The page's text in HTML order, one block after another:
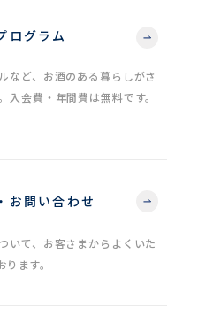
ログラム
など、お酒のある暮らしがさ
入会費・年間費は無料です。
お問い合わせ
いて、お客さまからよくいた
ます。